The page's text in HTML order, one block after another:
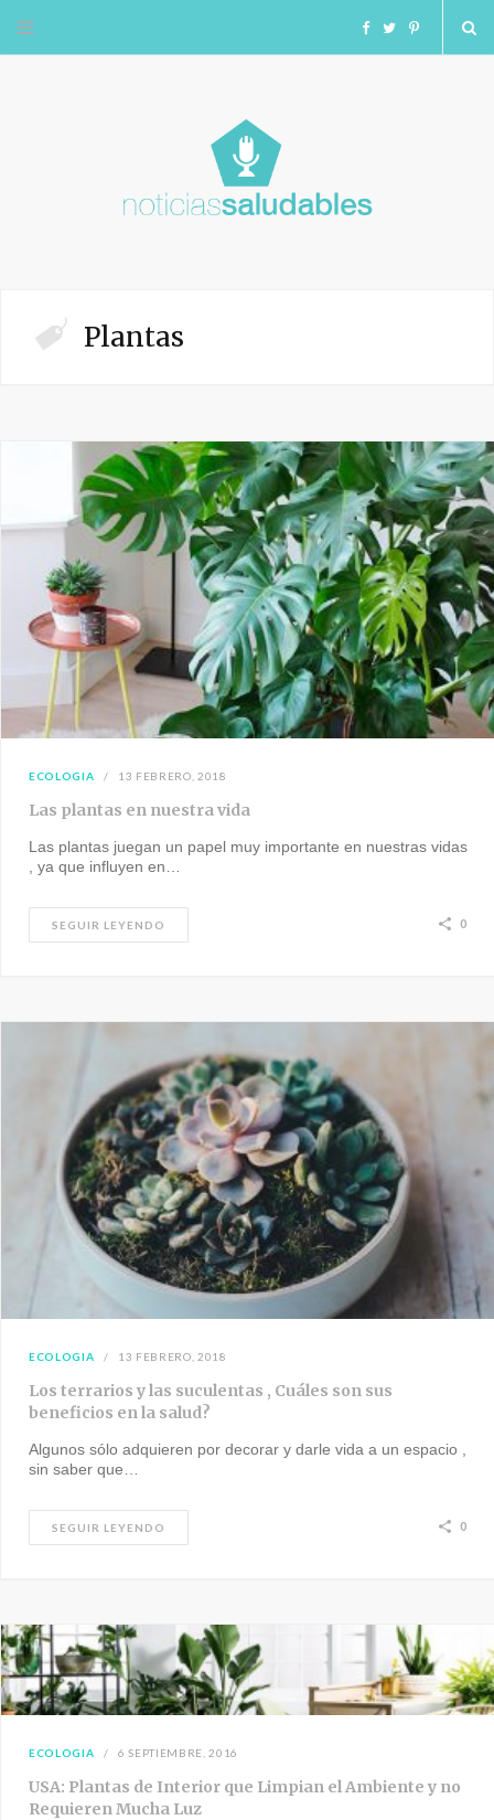
F T I
m
Plantas
ECOLOGIA 13 FEBRERO, 2018
Las plantas en nuestra vida
Las plantas juegan un papel muy importante en nuestras vidas
, ya que influyen en…
SEGUIR LEYENDO 0
ECOLOGIA 13 FEBRERO, 2018
Los terrarios y las suculentas , Cuáles son sus
beneficios en la salud?
Algunos sólo adquieren por decorar y darle vida a un espacio ,
sin saber que…
SEGUIR LEYENDO 0
ECOLOGIA 6 SEPTIEMBRE, 2016
USA: Plantas de Interior que Limpian el Ambiente y no
Requieren Mucha Luz